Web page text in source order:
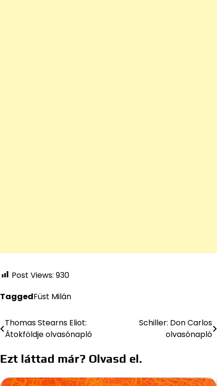
Post Views: 930
TaggedFüst Milán
Bejegyzés
navigáció
Thomas Stearns Eliot:
Átokföldje olvasónapló
Schiller: Don Carlos
olvasónapló
Ezt láttad már? Olvasd el.